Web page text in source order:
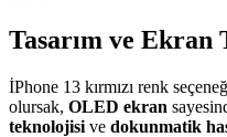
Tasarım ve Ekran
İPhone 13 kırmızı renk
olursak, OLED ekran
teknolojisi ve dokunmatik